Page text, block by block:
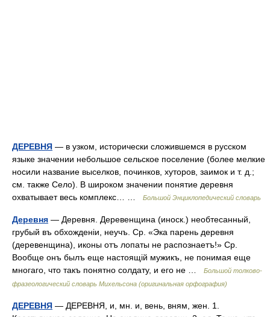
ДЕРЕВНЯ — в узком, исторически сложившемся в русском
языке значении небольшое сельское поселение (более мелкие
носили название выселков, починков, хуторов, заимок и т. д.;
см. также Село). В широком значении понятие деревня
охватывает весь комплекс… …
Большой Энциклопедический словарь
Деревня — Деревня. Деревенщина (иноск.) необтесанный,
грубый въ обхожденіи, неучъ. Ср. «Эка парень деревня
(деревенщина), иконы отъ лопаты не распознаетъ!» Ср.
Вообще онъ былъ еще настоящій мужикъ, не понимая еще
многаго, что такъ понятно солдату, и его не …
Большой толково-
фразеологический словарь Михельсона (оригинальная орфография)
ДЕРЕВНЯ — ДЕРЕВНЯ, и, мн. и, вень, вням, жен. 1.